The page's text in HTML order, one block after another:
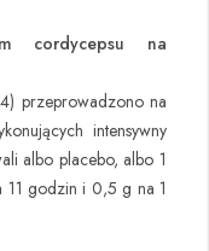
cordycepsu na
przeprowadzono na
intensywny
albo placebo, albo 1
11 godzin i 0,5 g na 1